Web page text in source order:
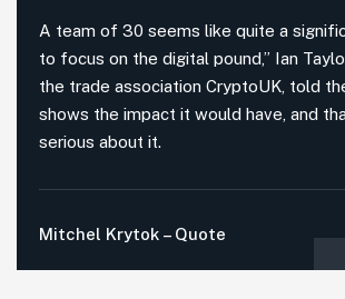
A team of 30 seems like quite a
to focus on the digital pound,” Ian
the trade association CryptoUK, told
shows the impact it would have, and
serious about it.
Mitchel Krytok – Quote